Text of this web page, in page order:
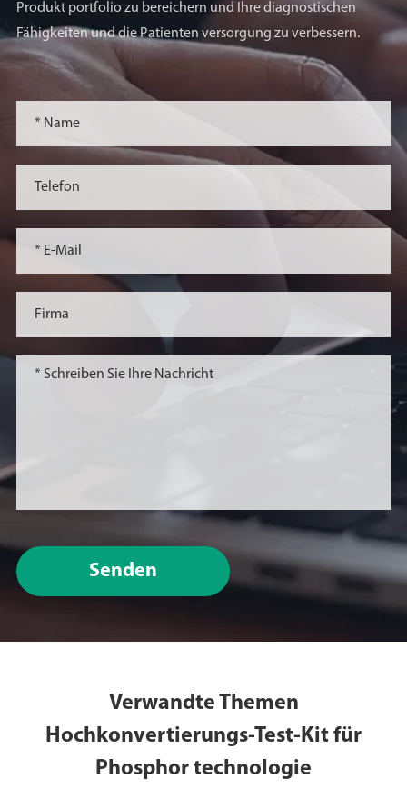
Produkt portfolio zu bereichern und Ihre diagnostischen
Fähigkeiten und die Patienten versorgung zu verbessern.
Senden
Verwandte Themen
Hochkonvertierungs-Test-Kit für
Phosphor technologie